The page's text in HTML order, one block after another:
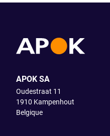
APOK SA
Oudestraat 11
1910 Kampenhout
Belgique